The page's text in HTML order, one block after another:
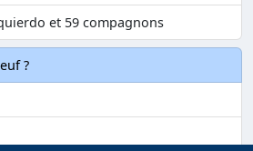
et 59 compagnons
?